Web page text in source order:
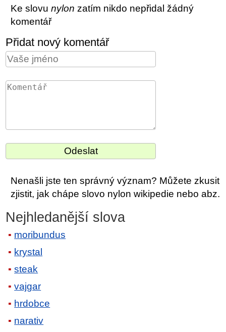
Ke slovunylon zatím nikdo nepřidal žádný
komentář
Přidat nový komentář
Nenašli jste ten správný význam? Můžete zkusit
zjistit, jak chápe slovo nylon wikipedie nebo abz.
Nejhledanější slova
moribundus
krystal
steak
vajgar
hrdobce
narativ